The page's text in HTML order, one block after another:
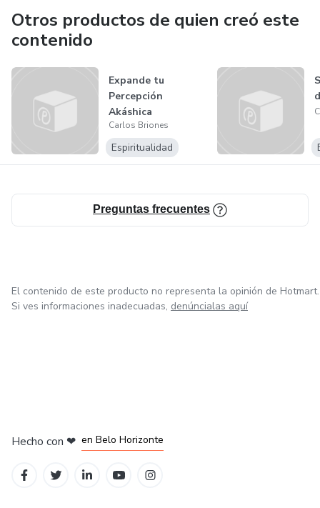
Otros productos de quien creó este
contenido
Expande tu
Percepción
Akáshica
Carlos Briones
Espiritualidad
Preguntas frecuentes
El contenido de este producto no representa la opinión de Hotmart.
Si ves informaciones inadecuadas, denúncialas aquí
Hecho con ❤ en Belo Horizonte